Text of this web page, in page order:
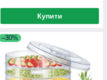
Купити
–30%